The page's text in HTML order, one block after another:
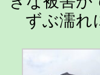
ずぶ濡れ